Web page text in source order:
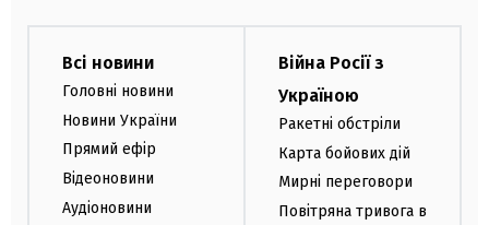
Всі новини
Головні новини
Новини України
Прямий ефір
Відеоновини
Аудіоновини
Війна Росії з
Україною
Ракетні обстріли
Карта бойових дій
Мирні переговори
Повітряна тривога в